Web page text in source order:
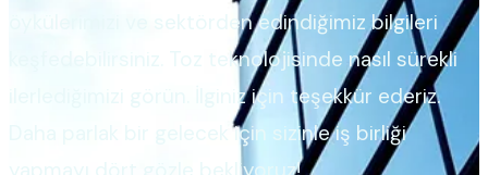
öykülerimizi ve sektörden edindiğimiz bilgileri
keşfedebilirsiniz. Toz teknolojisinde nasıl sürekli
ilerlediğimizi görün. İlginiz için teşekkür ederiz.
Daha parlak bir gelecek için sizinle iş birliği